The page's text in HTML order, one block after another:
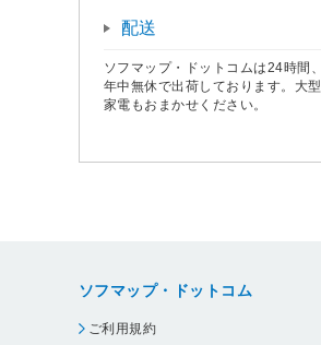
配送
ソフマップ・ドットコムは24時間、
年中無休で出荷しております。大型
家電もおまかせください。
ソフマップ・ドットコム
ご利用規約